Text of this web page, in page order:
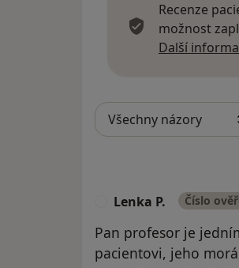
Recenze
možnost
Další
Lenka P. Číslo
Pan profesor je
pacientovi, jeho